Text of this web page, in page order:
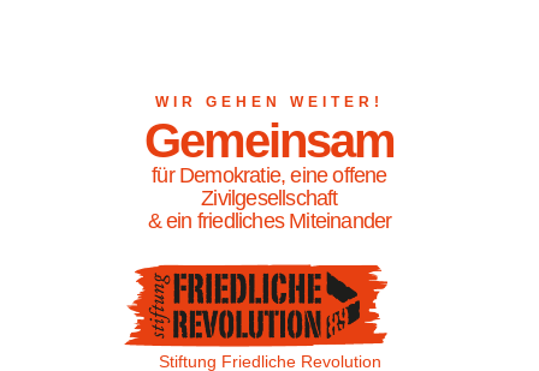
WIR GEHEN WEITER!
Gemeinsam
für Demokratie, eine offene
Zivilgesellschaft
& ein friedliches Miteinander
Stiftung Friedliche Revolution